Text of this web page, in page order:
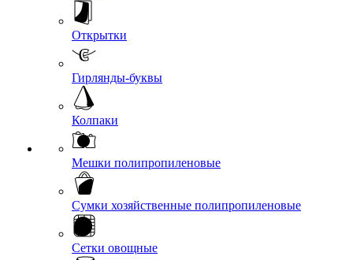
Открытки
Гирлянды-буквы
Колпаки
Мешки полипропиленовые
Сумки хозяйственные полипропиленовые
Сетки овощные